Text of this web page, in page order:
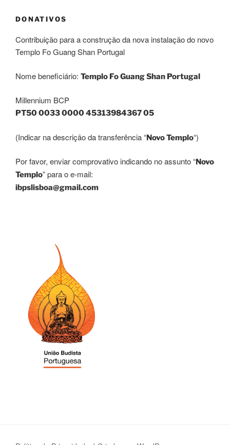
DONATIVOS
Contribuição para a construção da nova instalação do novo
Templo Fo Guang Shan Portugal
Nome beneficiário: Templo Fo Guang Shan Portugal
Millennium BCP
PT50 0033 0000 45313984367 05
(Indicar na descrição da transferência “Novo Templo“)
Por favor, enviar comprovativo indicando no assunto “Novo
Templo” para o e-mail:
ibpslisboa@gmail.com